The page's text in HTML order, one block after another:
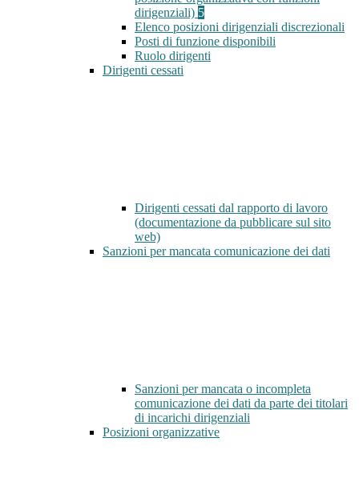
dirigenziali) 5
Elenco posizioni dirigenziali discrezionali
Posti di funzione disponibili
Ruolo dirigenti
Dirigenti cessati
Dirigenti cessati dal rapporto di lavoro
(documentazione da pubblicare sul sito
web)
Sanzioni per mancata comunicazione dei dati
Sanzioni per mancata o incompleta
comunicazione dei dati da parte dei titolari
di incarichi dirigenziali
Posizioni organizzative